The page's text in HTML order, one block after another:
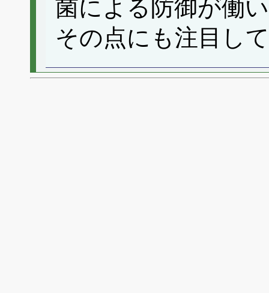
菌による防御が働
その点にも注目し